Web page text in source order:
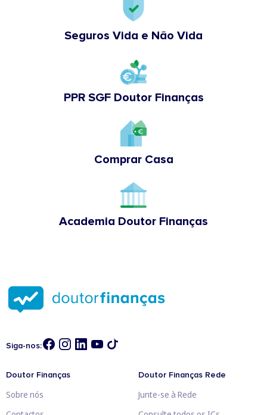
Seguros Vida e Não Vida
PPR SGF Doutor Finanças
Comprar Casa
Academia Doutor Finanças
Siga-nos:
Doutor Finanças
Sobre nós
Doutor Finanças Rede
Junte-se à Rede